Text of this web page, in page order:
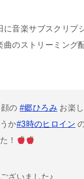
に音楽サブスクリプ
曲のストリーミング
顔の#郷ひろみ お楽
か#3時のヒロイン
！
ざいました♪